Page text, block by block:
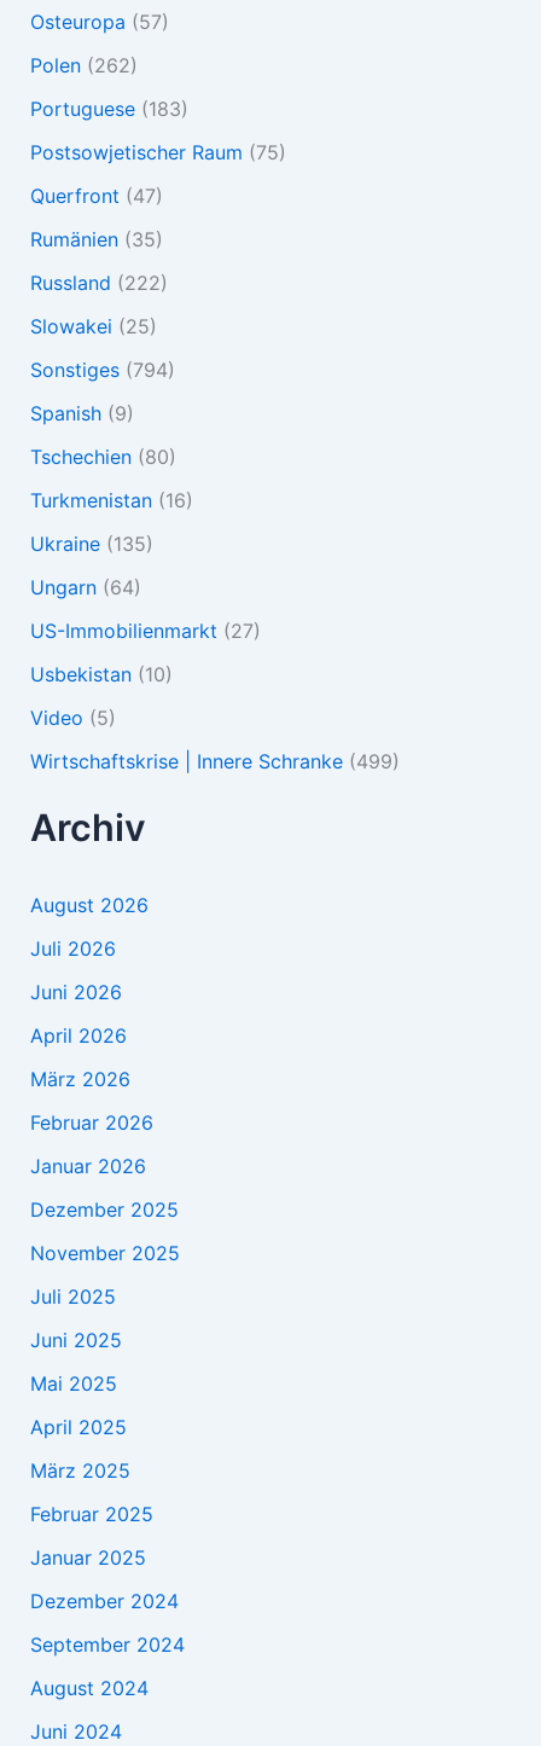
Osteuropa (57)
Polen(262)
Portuguese(183)
Postsowjetischer Raum (75)
Querfront (47)
Rumänien(35)
Russland (222)
Slowakei (25)
Sonstiges(794)
Spanish(9)
Tschechien(80)
Turkmenistan(16)
Ukraine(135)
Ungarn(64)
US-Immobilienmarkt (27)
Usbekistan(10)
Video (5)
Wirtschaftskrise | Innere Schranke(499)
Archiv
August 2026
Juli 2026
Juni 2026
April 2026
März 2026
Februar 2026
Januar 2026
Dezember 2025
November 2025
Juli 2025
Juni 2025
Mai 2025
April 2025
März 2025
Februar 2025
Januar 2025
Dezember 2024
September 2024
August 2024
Juni 2024